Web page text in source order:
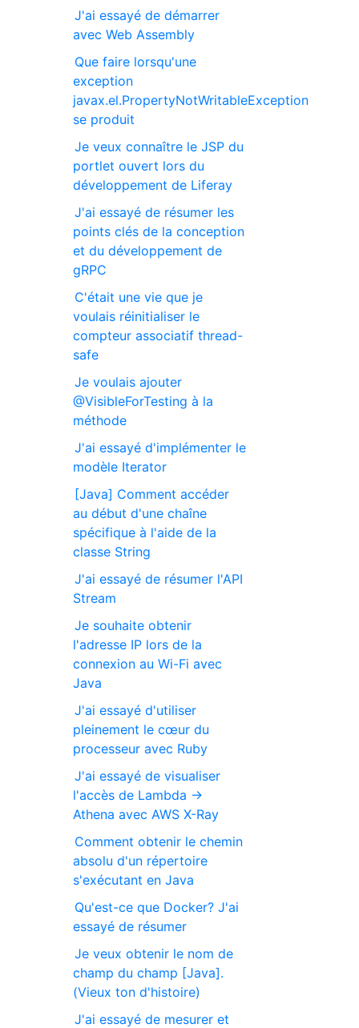
J'ai essayé de démarrer
avec Web Assembly
Que faire lorsqu'une
exception
javax.el.PropertyNotWritableException
se produit
Je veux connaître le JSP du
portlet ouvert lors du
développement de Liferay
J'ai essayé de résumer les
points clés de la conception
et du développement de
gRPC
C'était une vie que je
voulais réinitialiser le
compteur associatif thread-
safe
Je voulais ajouter
@VisibleForTesting à la
méthode
J'ai essayé d'implémenter le
modèle Iterator
[Java] Comment accéder
au début d'une chaîne
spécifique à l'aide de la
classe String
J'ai essayé de résumer l'API
Stream
Je souhaite obtenir
l'adresse IP lors de la
connexion au Wi-Fi avec
Java
J'ai essayé d'utiliser
pleinement le cœur du
processeur avec Ruby
J'ai essayé de visualiser
l'accès de Lambda →
Athena avec AWS X-Ray
Comment obtenir le chemin
absolu d'un répertoire
s'exécutant en Java
Qu'est-ce que Docker? J'ai
essayé de résumer
Je veux obtenir le nom de
champ du champ [Java].
(Vieux ton d'histoire)
J'ai essayé de mesurer et